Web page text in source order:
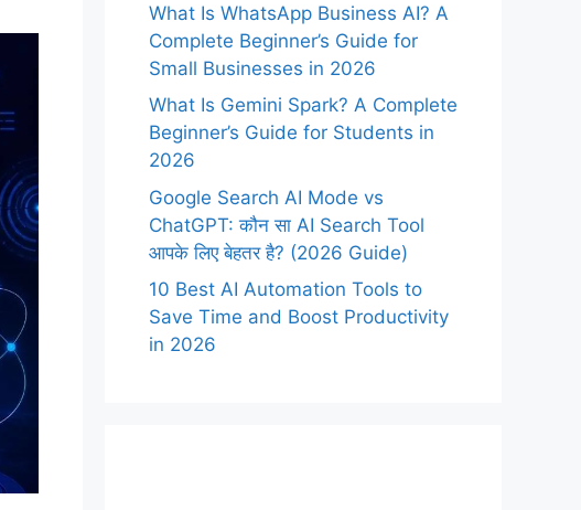
What Is WhatsApp Business AI? A
Complete Beginner’s Guide for
Small Businesses in 2026
What Is Gemini Spark? A Complete
Beginner’s Guide for Students in
2026
Google Search AI Mode vs
ChatGPT: कौन सा AI Search Tool
आपके लिए बेहतर है? (2026 Guide)
10 Best AI Automation Tools to
Save Time and Boost Productivity
in 2026